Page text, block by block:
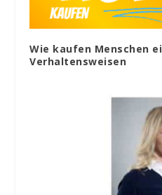
Wie kaufen Menschen
Verhaltensweisen